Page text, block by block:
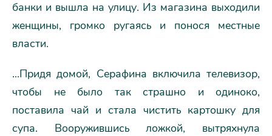
банки и вышла на улицу. Из магазина выходили
женщины, громко ругаясь и понося местные
власти.
...Придя домой, Серафина включила телевизор,
чтобы не было так страшно и одиноко,
поставила чай и стала чистить картошку для
супа. Вооружившись ложкой, вытряхнула